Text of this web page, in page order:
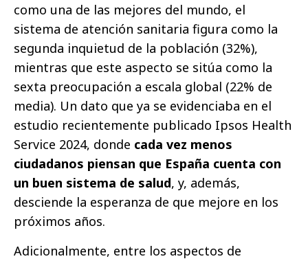
como una de las mejores del mundo, el
sistema de atención sanitaria figura como la
segunda inquietud de la población (32%),
mientras que este aspecto se sitúa como la
sexta preocupación a escala global (22% de
media). Un dato que ya se evidenciaba en el
estudio recientemente publicado Ipsos Health
Service 2024, donde cada vez menos
ciudadanos piensan que España cuenta con
un buen sistema de salud, y, además,
desciende la esperanza de que mejore en los
próximos años.
Adicionalmente, entre los aspectos de